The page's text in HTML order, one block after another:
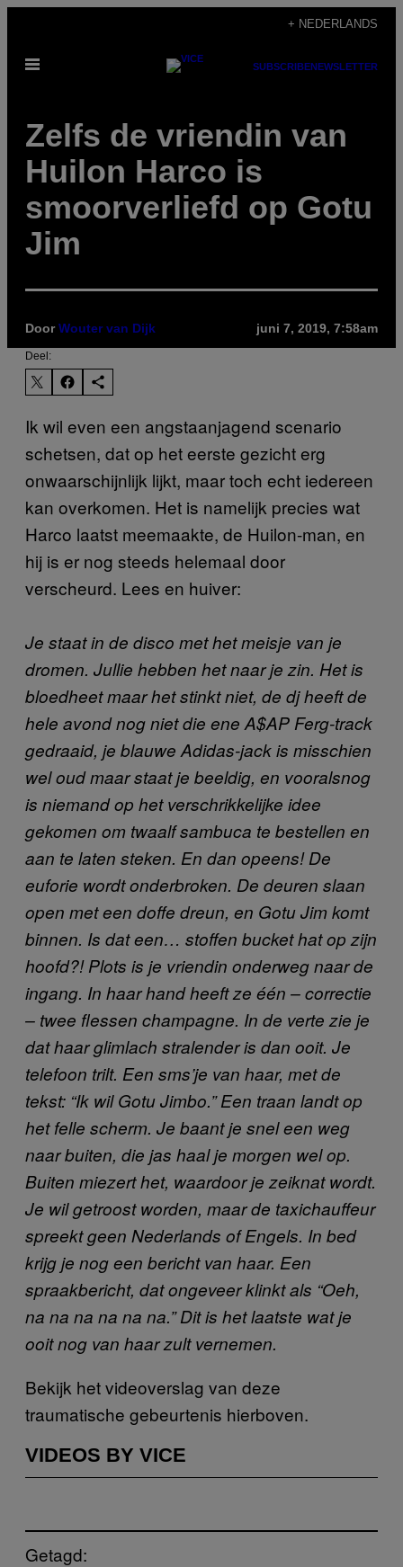
de
+ NEDERLANDS
Open
SUBSCRIBENEWSLETTER
Zelfs de vriendin van
Huilon Harco is
smoorverliefd op Gotu
Jim
DoorWouter van Dijk juni 7, 2019, 7:58am
Deel:
Ik wil even een angstaanjagend scenario
schetsen, dat op het eerste gezicht erg
onwaarschijnlijk lijkt, maar toch echt iedereen
kan overkomen. Het is namelijk precies wat
Harco laatst meemaakte, de Huilon-man, en
hij is er nog steeds helemaal door
verscheurd. Lees en huiver:
Je staat in de disco met het meisje van je
dromen. Jullie hebben het naar je zin. Het is
bloedheet maar het stinkt niet, de dj heeft de
hele avond nog niet die ene A$AP Ferg-track
gedraaid, je blauwe Adidas-jack is misschien
wel oud maar staat je beeldig, en vooralsnog
is niemand op het verschrikkelijke idee
gekomen om twaalf sambuca te bestellen en
aan te laten steken. En dan opeens! De
euforie wordt onderbroken. De deuren slaan
open met een doffe dreun, en Gotu Jim komt
binnen. Is dat een… stoffen bucket hat op zijn
hoofd?! Plots is je vriendin onderweg naar de
ingang. In haar hand heeft ze één – correctie
– twee flessen champagne. In de verte zie je
dat haar glimlach stralender is dan ooit. Je
telefoon trilt. Een sms’je van haar, met de
tekst: “Ik wil Gotu Jimbo.” Een traan landt op
het felle scherm. Je baant je snel een weg
naar buiten, die jas haal je morgen wel op.
Buiten miezert het, waardoor je zeiknat wordt.
Je wil getroost worden, maar de taxichauffeur
spreekt geen Nederlands of Engels. In bed
krijg je nog een bericht van haar. Een
spraakbericht, dat ongeveer klinkt als “Oeh,
na na na na na na.” Dit is het laatste wat je
ooit nog van haar zult vernemen.
Bekijk het videoverslag van deze
traumatische gebeurtenis hierboven.
VIDEOS BY VICE
Getagd: